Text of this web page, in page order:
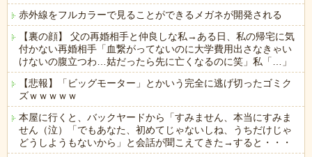
赤外線をフルカラーで見ることができるメガネが開発される
【裏の顔】 父の再婚相手と仲良しな私→ある日、私の帰宅に気
付かない再婚相手「血繋がってないのに大学費用出さなきゃい
けないの腹立つわ…姑だったら先に亡くなるのに笑」私「…」
【悲報】「ビッグモーター」とかいう完全に逃げ切ったゴミク
ズｗｗｗｗｗ
本屋に行くと、バックヤードから「すみません、本当にすみま
せん（泣）「でもあなた、初めてじゃないしね、うちだけじゃ
どうしようもないから」と会話が聞こえてきた→すると・・・